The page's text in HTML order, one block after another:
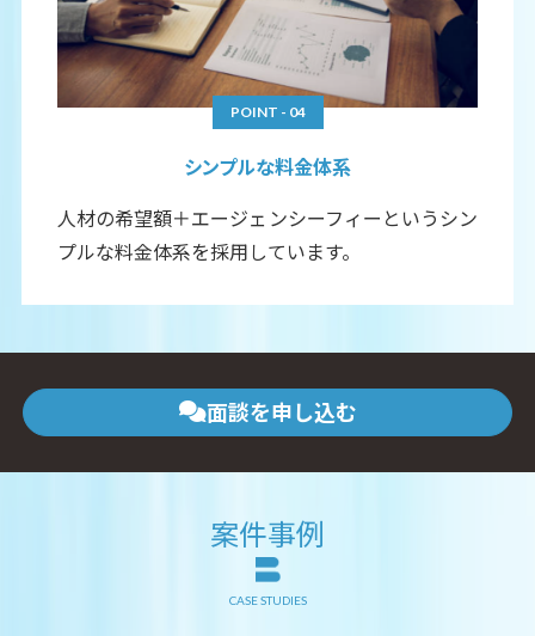
POINT - 04
シンプルな料金体系
人材の希望額＋エージェンシーフィーというシン
プルな料金体系を採用しています。
面談を申し込む
案件事例
CASE STUDIES